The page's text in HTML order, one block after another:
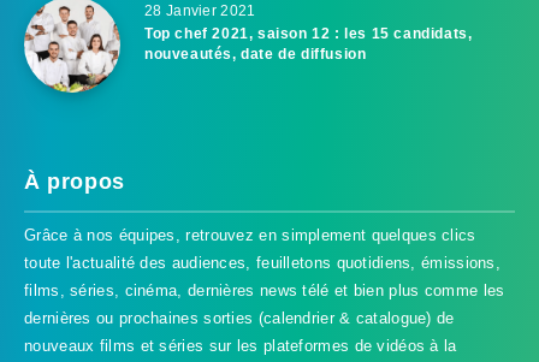
28 Janvier 2021
Top chef 2021, saison 12 : les 15 candidats,
nouveautés, date de diffusion
À propos
Grâce à nos équipes, retrouvez en simplement quelques clics
toute l'actualité des audiences, feuilletons quotidiens, émissions,
films, séries, cinéma, dernières news télé et bien plus comme les
dernières ou prochaines sorties (calendrier & catalogue) de
nouveaux films et séries sur les plateformes de vidéos à la